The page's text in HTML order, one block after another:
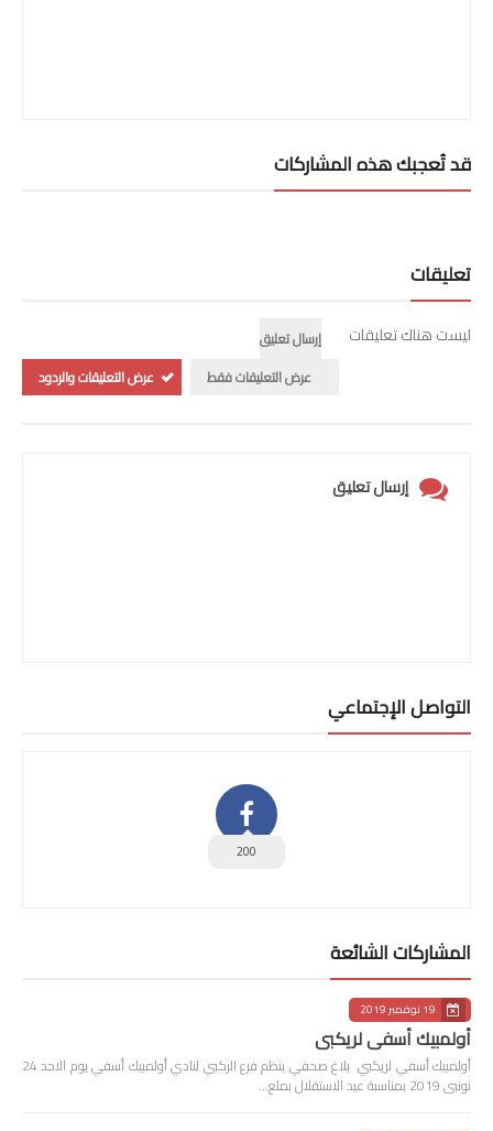
قد تُعجبك هذه المشاركات
تعليقات
ليست هناك تعليقات
إرسال تعليق
عرض التعليقات فقط
عرض التعليقات والردود
إرسال تعليق
التواصل الإجتماعي
200
المشاركات الشائعة
19 نوفمبر 2019
أولمبيك أسفي لريكبي
أولمبيك أسفي لريكبي بلاغ صحفي ينظم فرع الركبي لنادي أولمبيك أسفي يوم الاحد 24
نونبى 2019 بمناسبة عيد الاستقلال بملع…